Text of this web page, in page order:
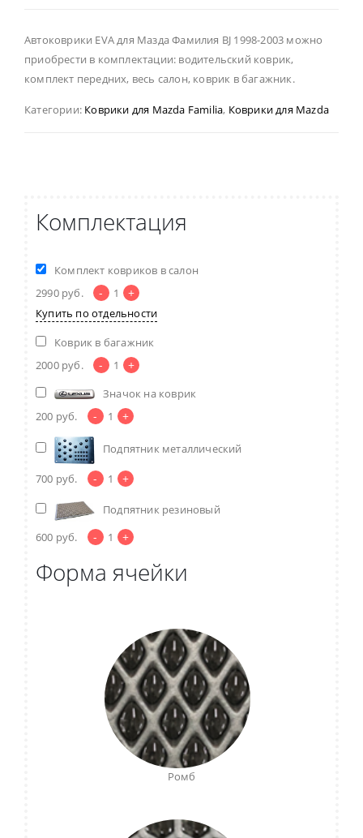
Автоковрики EVA для Мазда Фамилия BJ 1998-2003 можно
приобрести в комплектации: водительский коврик,
комплект передних, весь салон, коврик в багажник.
Категории: Коврики для Mazda Familia, Коврики для Mazda
Комплектация
Комплект ковриков в салон
2990 руб. - 1 +
Купить по отдельности
Коврик в багажник
2000 руб. - 1 +
Значок на коврик
200 руб. - 1 +
Подпятник металлический
700 руб. - 1 +
Подпятник резиновый
600 руб. - 1 +
Форма ячейки
Ромб